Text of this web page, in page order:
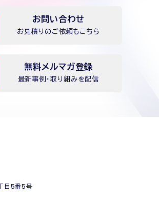
お問い合わせ
お見積りのご依頼もこちら
無料メルマガ登録
最新事例・取り組みを配信
目5番5号